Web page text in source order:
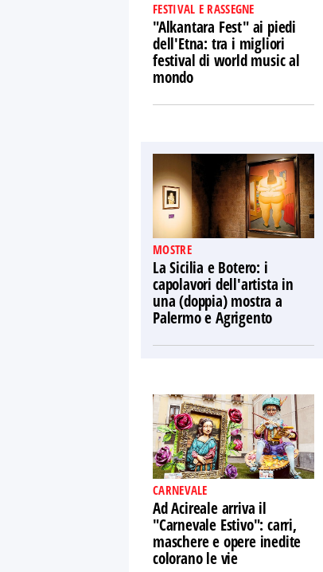
FESTIVAL E RASSEGNE
"Alkantara Fest" ai piedi
dell'Etna: tra i migliori
festival di world music al
mondo
MOSTRE
La Sicilia e Botero: i
capolavori dell'artista in
una (doppia) mostra a
Palermo e Agrigento
CARNEVALE
Ad Acireale arriva il
"Carnevale Estivo": carri,
maschere e opere inedite
colorano le vie